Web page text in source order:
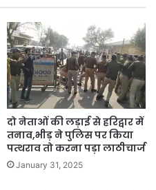
दो नेताओं की लड़ाई से हरिद्वार में
तनाव,भीड़ ने पुलिस पर किया
पत्थराव तो करना पड़ा लाठीचार्ज
January 31, 2025